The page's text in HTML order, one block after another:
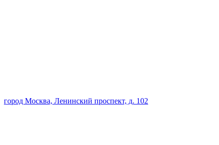
город Москва, Ленинский проспект, д. 102